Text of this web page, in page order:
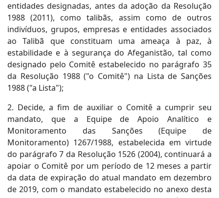
entidades designadas, antes da adoção da Resolução
1988 (2011), como talibãs, assim como de outros
indivíduos, grupos, empresas e entidades associados
ao Talibã que constituam uma ameaça à paz, à
estabilidade e à segurança do Afeganistão, tal como
designado pelo Comitê estabelecido no parágrafo 35
da Resolução 1988 ("o Comitê") na Lista de Sanções
1988 ("a Lista");
2. Decide, a fim de auxiliar o Comitê a cumprir seu
mandato, que a Equipe de Apoio Analítico e
Monitoramento das Sanções (Equipe de
Monitoramento) 1267/1988, estabelecida em virtude
do parágrafo 7 da Resolução 1526 (2004), continuará a
apoiar o Comitê por um período de 12 meses a partir
da data de expiração do atual mandato em dezembro
de 2019, com o mandato estabelecido no anexo desta